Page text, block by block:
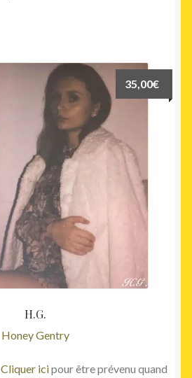
H.G.
Honey Gentry
35,00€
Cliquer icipour être prévenu quand